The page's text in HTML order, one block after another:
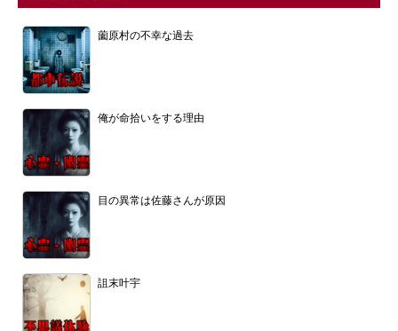
薗原村の不幸な過去
俺が命拾いをする理由
目の異常は佐藤さんが原因
詛末叶宇